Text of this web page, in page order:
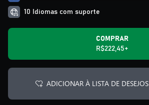
10 Idiomas com suporte
COMPRAR
R$222,45+
ADICIONAR À LISTA DE DESEJOS